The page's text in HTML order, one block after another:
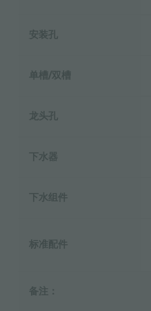
安装孔
单槽/双槽
龙头孔
下水器
下水组件
标准配件
备注：